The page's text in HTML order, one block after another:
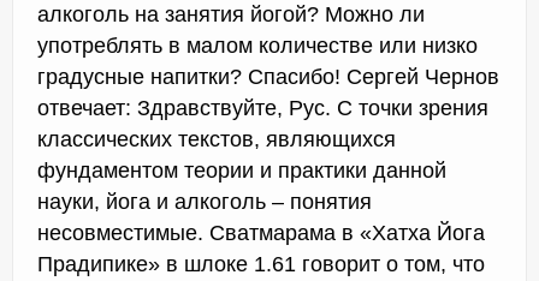
алкоголь на занятия йогой? Можно ли
употреблять в малом количестве или низко
градусные напитки? Спасибо! Сергей Чернов
отвечает: Здравствуйте, Рус. С точки зрения
классических текстов, являющихся
фундаментом теории и практики данной
науки, йога и алкоголь – понятия
несовместимые. Сватмарама в «Хатха Йога
Прадипике» в шлоке 1.61 говорит о том, что